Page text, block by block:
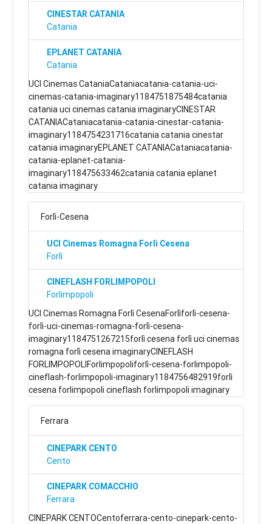
CINESTAR CATANIA
Catania
EPLANET CATANIA
Catania
UCI Cinemas CataniaCataniacatania-catania-uci-
cinemas-catania-imaginary1184751875484catania
catania uci cinemas catania imaginaryCINESTAR
CATANIACataniacatania-catania-cinestar-catania-
imaginary1184754231716catania catania cinestar
catania imaginaryEPLANET CATANIACataniacatania-
catania-eplanet-catania-
imaginary118475633462catania catania eplanet
catania imaginary
Forlì-Cesena
UCI Cinemas Romagna Forlì Cesena
Forlì
CINEFLASH FORLIMPOPOLI
Forlimpopoli
UCI Cinemas Romagna Forlì CesenaForlìforlì-cesena-
forlì-uci-cinemas-romagna-forlì-cesena-
imaginary1184751267215forlì cesena forlì uci cinemas
romagna forlì cesena imaginaryCINEFLASH
FORLIMPOPOLIForlimpopoliforlì-cesena-forlimpopoli-
cineflash-forlimpopoli-imaginary1184756482919forlì
cesena forlimpopoli cineflash forlimpopoli imaginary
Ferrara
CINEPARK CENTO
Cento
CINEPARK COMACCHIO
Ferrara
CINEPARK CENTOCentoferrara-cento-cinepark-cento-